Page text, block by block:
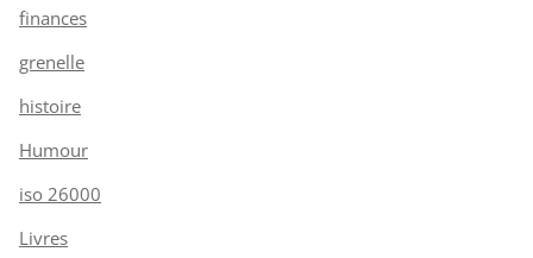
finances
grenelle
histoire
Humour
iso 26000
Livres